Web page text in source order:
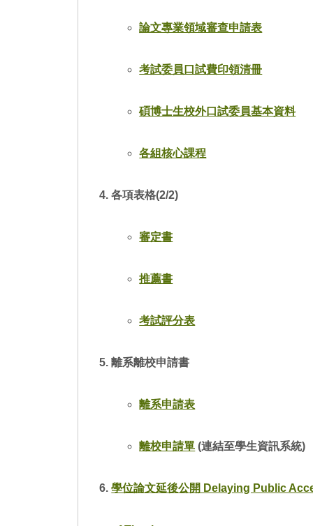
育
試
教
資
究
在
開
程
表
各
單
榜
績
論文專業領域審查申請表
考試委員口試費印領清冊
碩博士生校外口試委員基本資料
各組核心課程
各項表格(2/2)
審定書
推薦書
考試評分表
離系離校申請書
離系申請表
離校申請單 (連結至學生資訊系統)
學位論文延後公開 Delaying Public